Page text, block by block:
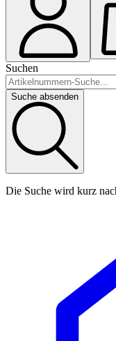
Suchen
Suche absenden
Die Suche wird kurz